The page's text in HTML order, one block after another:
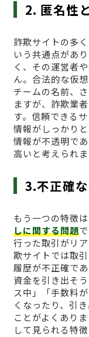
2. 匿名性
詐欺サイトの多く
いう共通点があ
く、その運営者
ん。合法的な仮
チームの名前、
ますが、詐欺業
す。信頼できる
情報がしっかり
情報が不透明で
高いと考えられま
3.不正確
もう一つの特徴は
しに関する問題
行った取引がリ
欺サイトでは取
履歴が不正確で
資金を引き出そ
ス中」「手数料
くなったり、引
ことがよくあり
して見られる特徴